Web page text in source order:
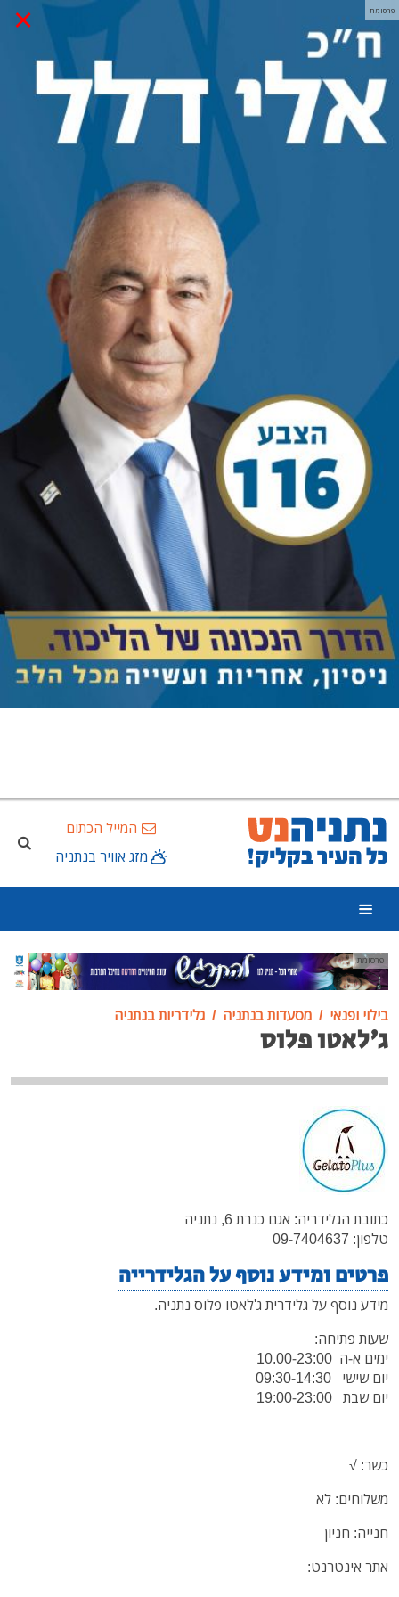
× פרסומת
המייל הכתום
מזג אוויר בנתניה
פרסומת
בילוי ופנאי מסעדות בנתניה גלידריות בנתניה
ג'לאטו פלוס
כתובת הגלידריה: אגם כנרת 6, נתניה
טלפון: 09-7404637
פרטים ומידע נוסף על הגלידרייה
מידע נוסף על גלידרית ג'לאטו פלוס נתניה.
שעות פתיחה:
ימים א-ה 10.00-23:00
יום שישי 09:30-14:30
יום שבת 19:00-23:00
כשר: √
משלוחים: לא
חנייה: חניון
אתר אינטרנט: